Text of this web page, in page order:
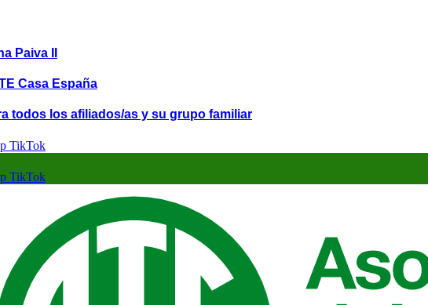
Paiva II
Casa España
todos los afiliados/as y su grupo familiar
TikTok
TikTok